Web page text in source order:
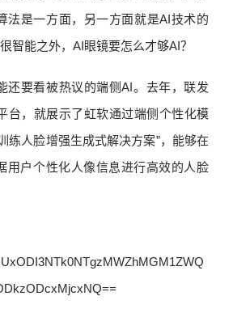
法是一方面，另一方面就是AI技术的
智能之外，AI眼镜要怎么才够AI？
还要看被热议的端侧AI。去年，联发
台，就展示了虹软通过端侧个性化模
练人脸增强生成式解决方案”，能够在
用户个性化人像信息进行高效的人脸